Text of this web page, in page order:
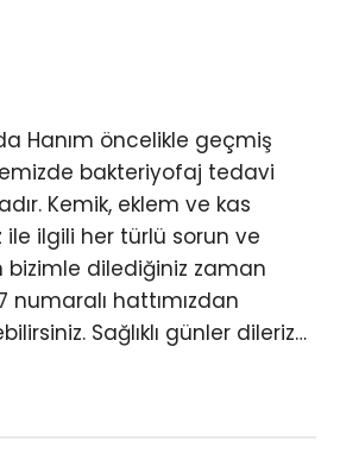
Hanım öncelikle geçmiş
bakteriyofaj tedavi
Kemik, eklem ve kas
ile ilgili her türlü sorun ve
bizimle dilediğiniz zaman
numaralı hattımızdan
Sağlıklı günler dileriz…